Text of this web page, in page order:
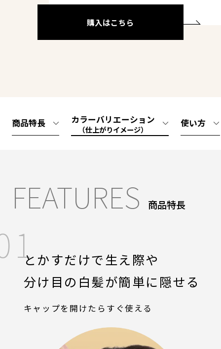
購入はこちら
商品特長 カラーバリエーション
（仕上がりイメージ）
使い方
FEATURES 商品特長
とかすだけで生え際や
分け目の白髪が簡単に隠せる
キャップを開けたらすぐ使える